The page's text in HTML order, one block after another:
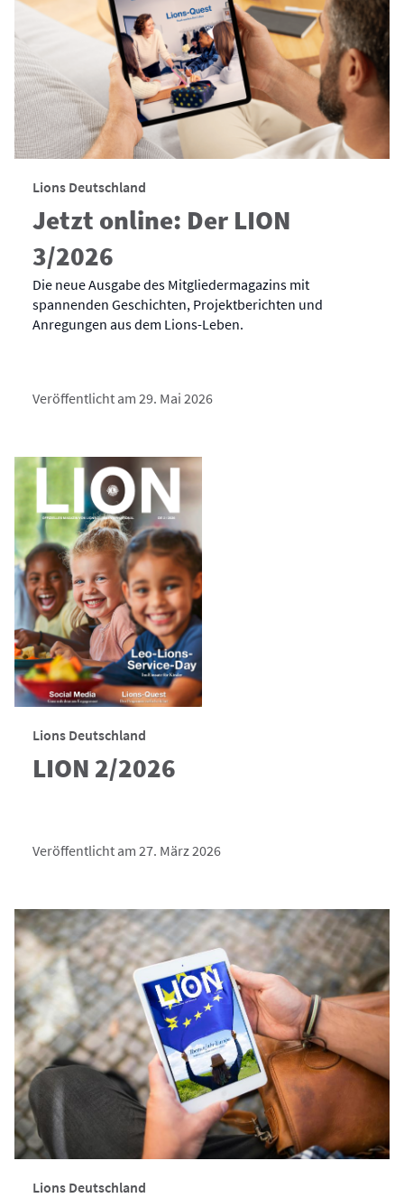
Lions Deutschland
Jetzt online: Der LION
3/2026
Die neue Ausgabe des Mitgliedermagazins mit
spannenden Geschichten, Projektberichten und
Anregungen aus dem Lions-Leben.
Veröffentlicht am 29. Mai 2026
Lions Deutschland
LION 2/2026
Veröffentlicht am 27. März 2026
Lions Deutschland